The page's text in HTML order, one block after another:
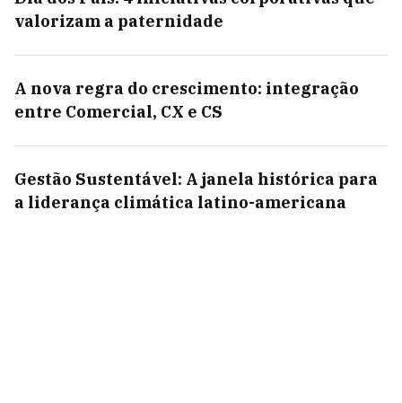
valorizam a paternidade
A nova regra do crescimento: integração
entre Comercial, CX e CS
Gestão Sustentável: A janela histórica para
a liderança climática latino-americana